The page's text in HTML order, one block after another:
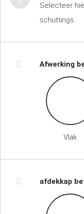
Selecteer
schuttings.
Afwerking
Vlak
afdekkap